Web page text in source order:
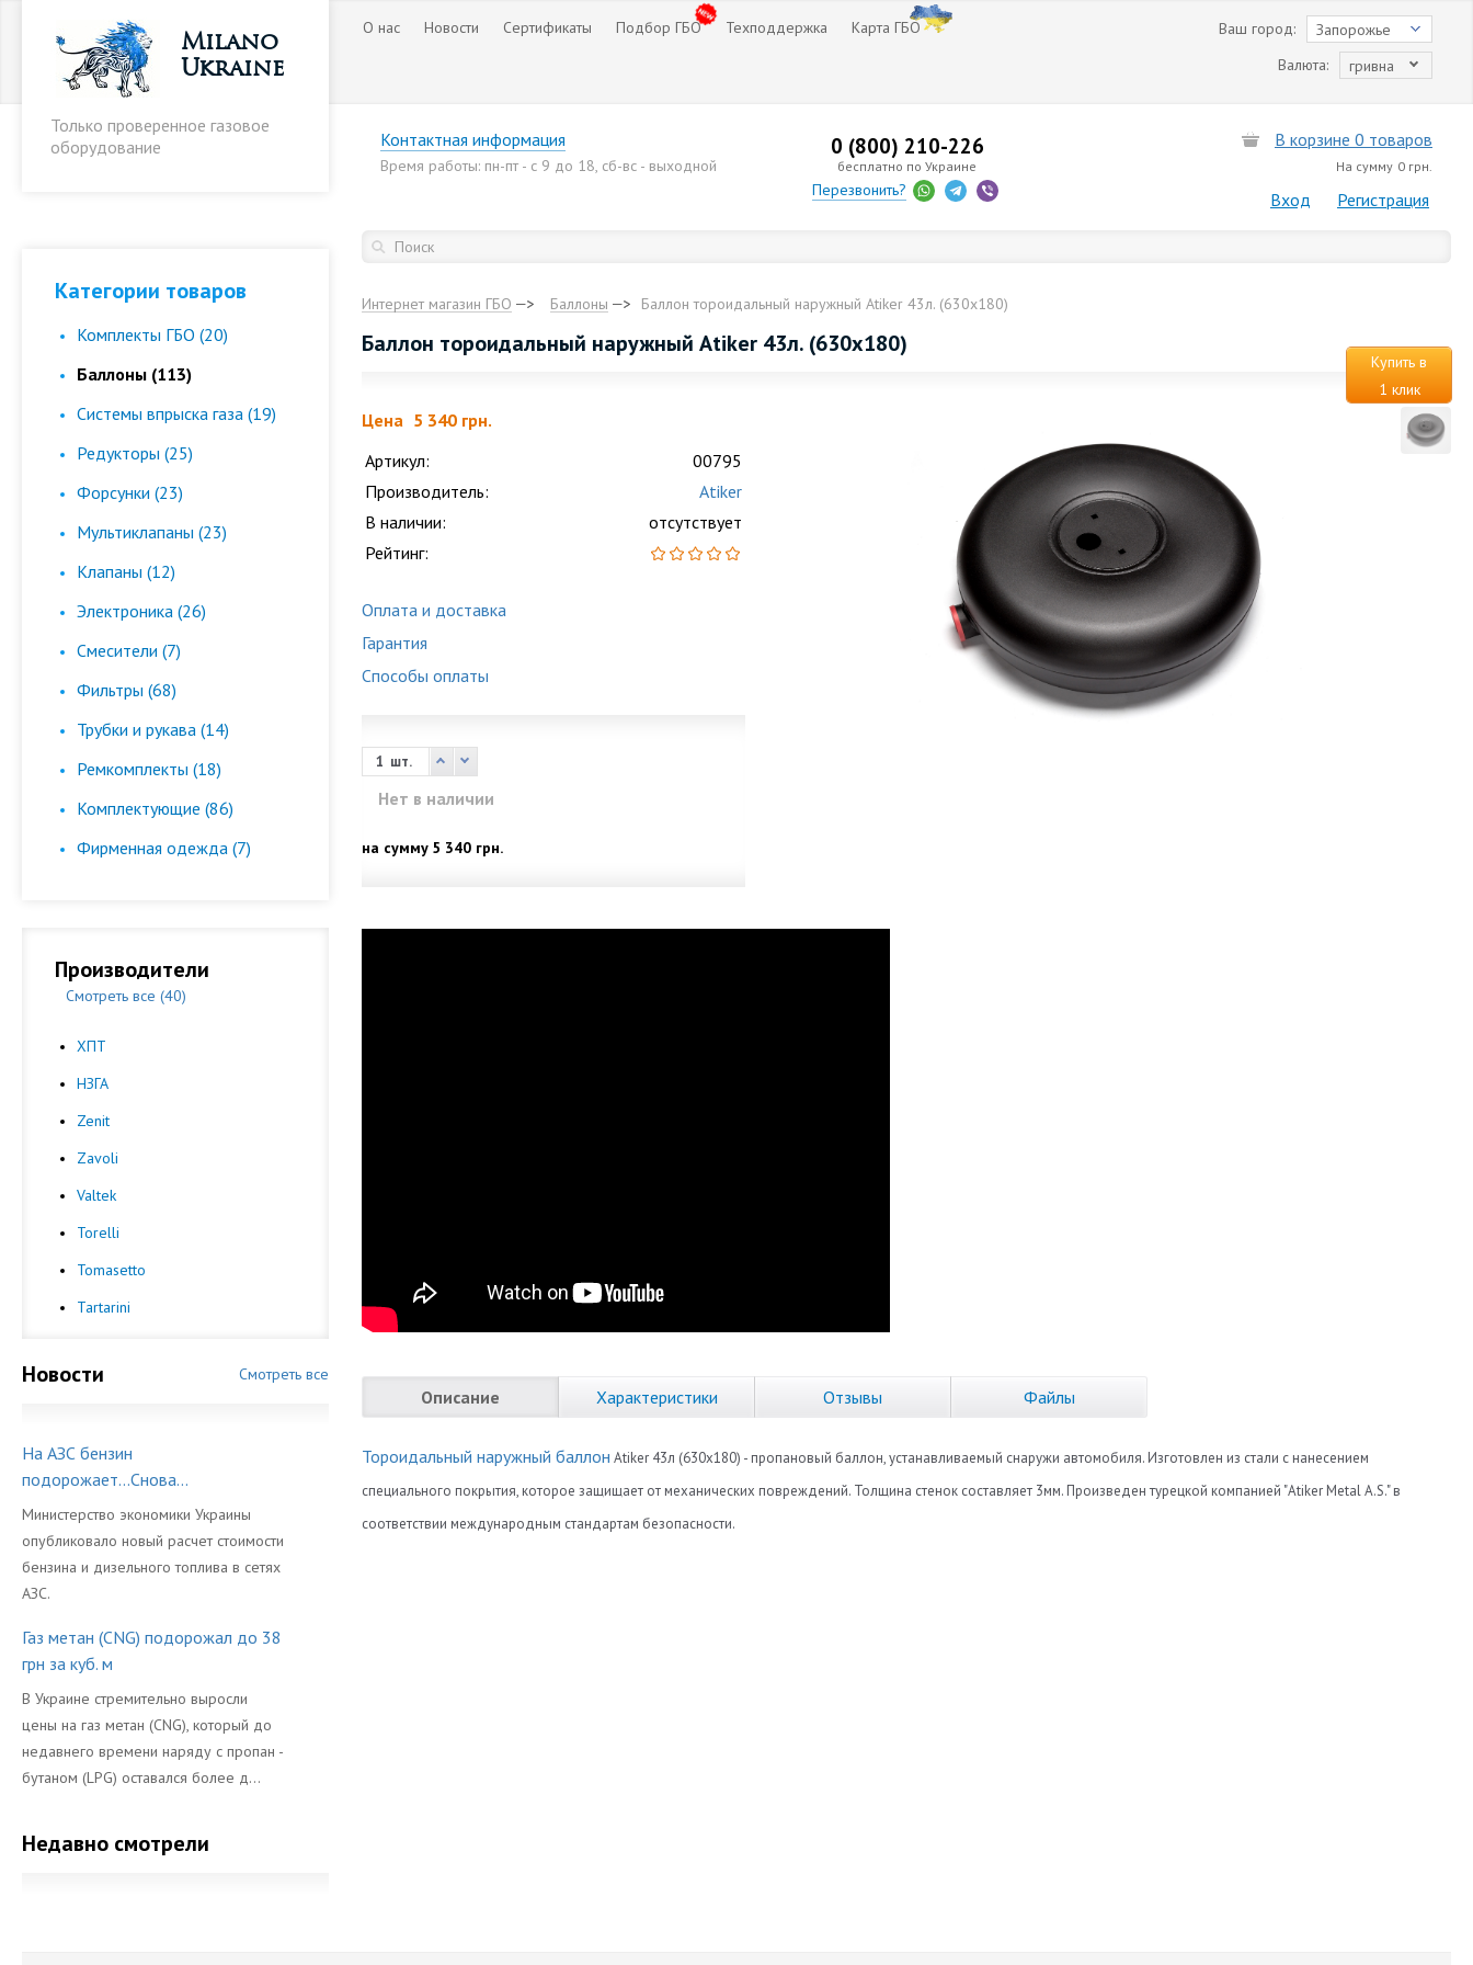
Milano
Ukraine
Только проверенное газовое
оборудование
О нас Новости Сертификаты Подбор ГБО Техподдержка Карта ГБО Запорожье
Ваш город:
гривна
Валюта:
Контактная информация
Время работы: пн-пт - с 9 до 18, сб-вс - выходной
0 (800) 210-226
бесплатно по Украине
Перезвонить?
В корзине 0 товаров
На сумму 0 грн.
Вход Регистрация
Категории товаров
Комплекты ГБО (20)
Баллоны (113)
Cистемы впрыска газа (19)
Редукторы (25)
Форсунки (23)
Мультиклапаны (23)
Клапаны (12)
Электроника (26)
Смесители (7)
Фильтры (68)
Трубки и рукава (14)
Ремкомплекты (18)
Комплектующие (86)
Фирменная одежда (7)
Производители
Смотреть все (40)
ХПТ
НЗГА
Zenit
Zavoli
Valtek
Torelli
Tomasetto
Tartarini
Новости Смотреть все
На АЗС бензин
подорожает...Снова...
Министерство экономики Украины
опубликовало новый расчет стоимости
бензина и дизельного топлива в сетях
АЗС.
Газ метан (CNG) подорожал до 38
грн за куб. м
В Украине стремительно выросли
цены на газ метан (CNG), который до
недавнего времени наряду с пропан -
бутаном (LPG) оставался более д...
Недавно смотрели
Интернет магазин ГБО Баллоны Баллон тороидальный наружный Аtiker 43л. (630х180)
Баллон тороидальный наружный Аtiker 43л. (630х180)
Купить в
1 клик
Цена 5 340 грн.
Артикул:
00795
Производитель:
Atiker
В наличии:
отсутствует
Рейтинг:
Оплата и доставка
Гарантия
Способы оплаты
шт.
Нет в наличии
на сумму 5 340 грн.
Описание Характеристики Отзывы Файлы
Тороидальный наружный баллон Atiker 43л (630x180) - пропановый баллон, устанавливаемый снаружи автомобиля. Изготовлен из стали с нанесением
специального покрытия, которое защищает от механических повреждений. Толщина стенок составляет 3мм. Произведен турецкой компанией "Atiker Metal A.S." в
соответствии международным стандартам безопасности.